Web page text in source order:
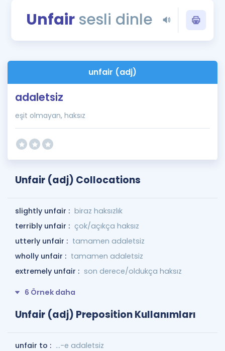
Blog
İngilizce Gramer
Unfair sesli dinle
unfair (adj)
adaletsiz
eşit olmayan, haksız
Unfair (adj) Collocations
slightly unfair : biraz haksızlık
terribly unfair : çok/açıkça haksız
utterly unfair : tamamen adaletsiz
wholly unfair : tamamen adaletsiz
extremely unfair : son derece/oldukça haksız
6 Örnek daha
Unfair (adj) Preposition Kullanımları
unfair to : ...-e adaletsiz